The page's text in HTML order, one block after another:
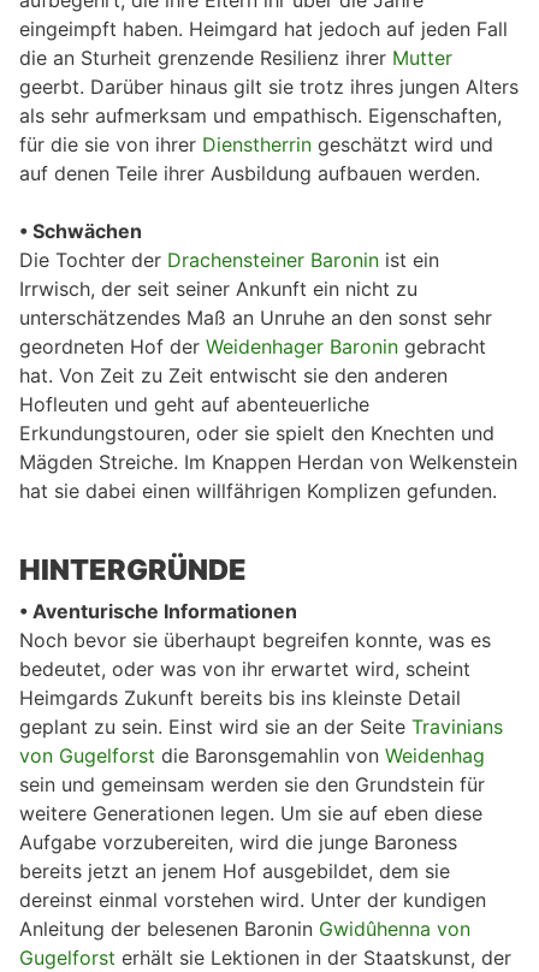
eingeimpft haben. Heimgard hat jedoch auf jeden Fall
die an Sturheit grenzende Resilienz ihrer Mutter
geerbt. Darüber hinaus gilt sie trotz ihres jungen Alters
als sehr aufmerksam und empathisch. Eigenschaften,
für die sie von ihrer Dienstherrin geschätzt wird und
auf denen Teile ihrer Ausbildung aufbauen werden.
• Schwächen
Die Tochter der Drachensteiner Baronin ist ein
Irrwisch, der seit seiner Ankunft ein nicht zu
unterschätzendes Maß an Unruhe an den sonst sehr
geordneten Hof der Weidenhager Baronin gebracht
hat. Von Zeit zu Zeit entwischt sie den anderen
Hofleuten und geht auf abenteuerliche
Erkundungstouren, oder sie spielt den Knechten und
Mägden Streiche. Im Knappen Herdan von Welkenstein
hat sie dabei einen willfährigen Komplizen gefunden.
HINTERGRÜNDE
• Aventurische Informationen
Noch bevor sie überhaupt begreifen konnte, was es
bedeutet, oder was von ihr erwartet wird, scheint
Heimgards Zukunft bereits bis ins kleinste Detail
geplant zu sein. Einst wird sie an der Seite Travinians
von Gugelforst die Baronsgemahlin von Weidenhag
sein und gemeinsam werden sie den Grundstein für
weitere Generationen legen. Um sie auf eben diese
Aufgabe vorzubereiten, wird die junge Baroness
bereits jetzt an jenem Hof ausgebildet, dem sie
dereinst einmal vorstehen wird. Unter der kundigen
Anleitung der belesenen Baronin Gwidûhenna von
Gugelforst erhält sie Lektionen in der Staatskunst, der